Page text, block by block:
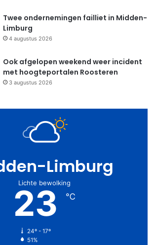
Twee ondernemingen failliet in Midden-
Limburg
4 augustus 2026
Ook afgelopen weekend weer incident
met hoogteportalen Roosteren
3 augustus 2026
Limburg
Lichte bewolking
23 ℃
24º - 17º
51%